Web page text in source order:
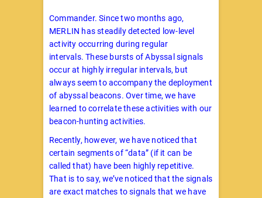
Commander. Since two months ago,
MERLIN has steadily detected low-level
activity occurring during regular
intervals. These bursts of Abyssal signals
occur at highly irregular intervals, but
always seem to accompany the deployment
of abyssal beacons. Over time, we have
learned to correlate these activities with our
beacon-hunting activities.
Recently, however, we have noticed that
certain segments of “data” (if it can be
called that) have been highly repetitive.
That is to say, we’ve noticed that the signals
are exact matches to signals that we have